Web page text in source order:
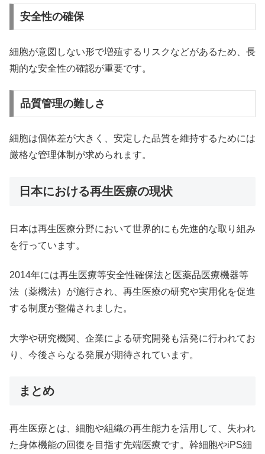
安全性の確保
細胞が意図しない形で増殖するリスクなどがあるため、長
期的な安全性の確認が重要です。
品質管理の難しさ
細胞は個体差が大きく、安定した品質を維持するためには
厳格な管理体制が求められます。
日本における再生医療の現状
日本は再生医療分野において世界的にも先進的な取り組み
を行っています。
2014年には再生医療等安全性確保法と医薬品医療機器等
法（薬機法）が施行され、再生医療の研究や実用化を促進
する制度が整備されました。
大学や研究機関、企業による研究開発も活発に行われてお
り、今後さらなる発展が期待されています。
まとめ
再生医療とは、細胞や組織の再生能力を活用して、失われ
た身体機能の回復を目指す先端医療です。幹細胞やiPS細